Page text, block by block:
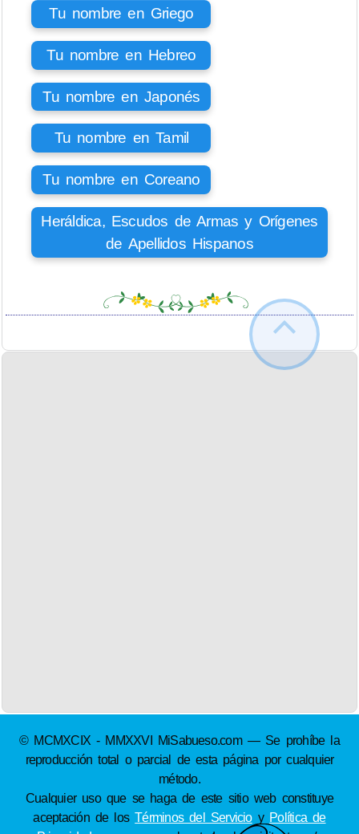
Tu nombre en Griego
Tu nombre en Hebreo
Tu nombre en Japonés
Tu nombre en Tamil
Tu nombre en Coreano
Heráldica, Escudos de Armas y Orígenes
de Apellidos Hispanos
© MCMXCIX - MMXXVI MiSabueso.com — Se prohíbe la
reproducción total o parcial de esta página por cualquier
método.
Cualquier uso que se haga de este sitio web constituye
aceptación de losTérminos del Servicioy Política de